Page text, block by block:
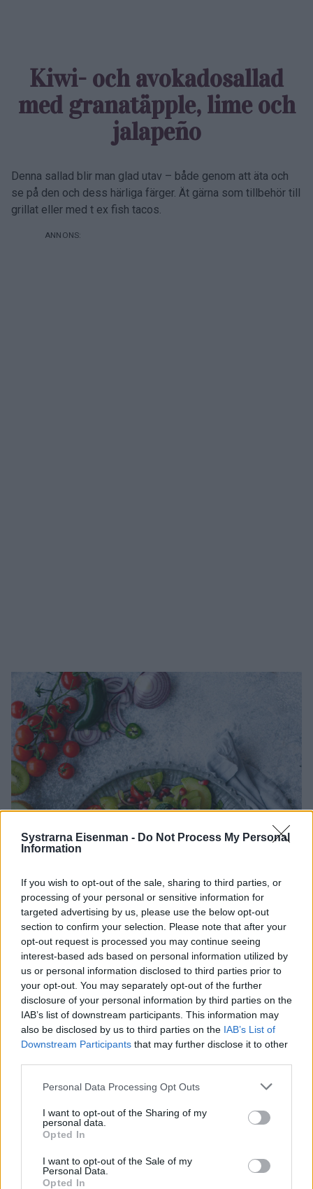
Systrarna Eisenman - Do Not Process My Personal
Information
If you wish to opt-out of the sale, sharing to third parties, or
processing of your personal or sensitive information for
targeted advertising by us, please use the below opt-out
section to confirm your selection. Please note that after your
opt-out request is processed you may continue seeing
interest-based ads based on personal information utilized by
us or personal information disclosed to third parties prior to
your opt-out. You may separately opt-out of the further
disclosure of your personal information by third parties on the
IAB’s list of downstream participants. This information may
also be disclosed by us to third parties on the IAB’s List of
Downstream Participants that may further disclose it to other
Personal Data Processing Opt Outs
I want to opt-out of the Sharing of my
personal data.
Opted In
I want to opt-out of the Sale of my
Personal Data.
Opted In
Kiwi- och avokadosallad
med granatäpple, lime och
jalapeño
Denna sallad blir man glad utav – både genom att äta och
se på den och dess härliga färger. Ät gärna som tillbehör till
grillat eller med t ex fish tacos.
250 g kiwi
1/4 dl rödlök
ca 100 g cocktailtomater